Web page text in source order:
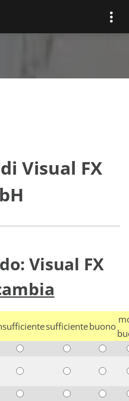
Visual FX
Visual FX
sufficientebuono